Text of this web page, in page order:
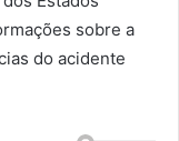
sobre a
do acidente